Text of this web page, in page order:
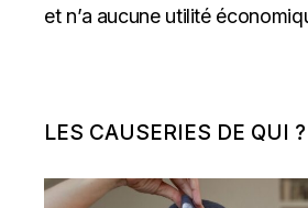
et n’a aucune utilité
LES CAUSERIES DE QUI ?